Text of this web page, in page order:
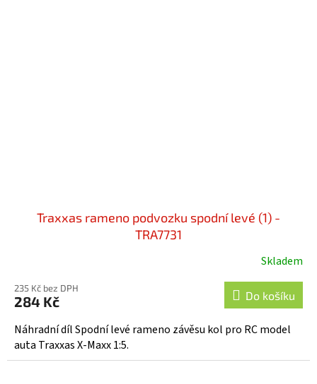
Traxxas rameno podvozku spodní levé (1) -
TRA7731
Skladem
235 Kč bez DPH
284 Kč Do košíku
Náhradní díl Spodní levé rameno závěsu kol pro RC model
auta Traxxas X-Maxx 1:5.